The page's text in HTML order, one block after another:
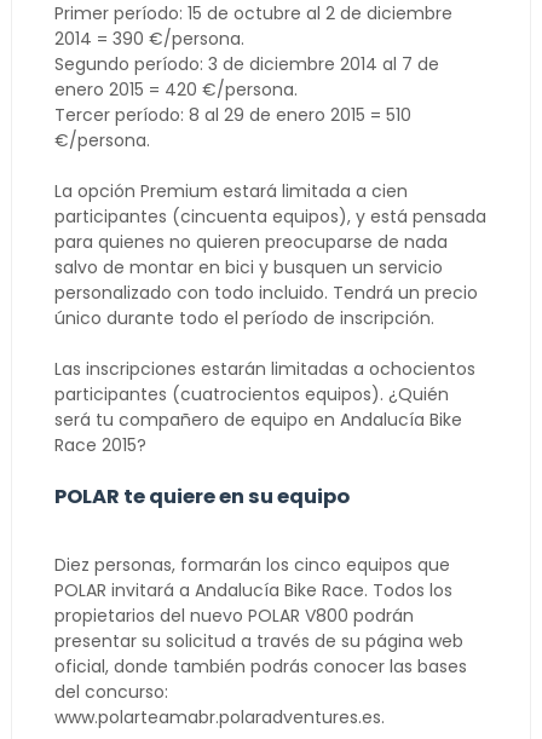
Primer período: 15 de octubre al 2 de diciembre
2014 = 390 €/persona.
Segundo período: 3 de diciembre 2014 al 7 de
enero 2015 = 420 €/persona.
Tercer período: 8 al 29 de enero 2015 = 510
€/persona.
La opción Premium estará limitada a cien
participantes (cincuenta equipos), y está pensada
para quienes no quieren preocuparse de nada
salvo de montar en bici y busquen un servicio
personalizado con todo incluido. Tendrá un precio
único durante todo el período de inscripción.
Las inscripciones estarán limitadas a ochocientos
participantes (cuatrocientos equipos). ¿Quién
será tu compañero de equipo en Andalucía Bike
Race 2015?
POLAR te quiere en su equipo
Diez personas, formarán los cinco equipos que
POLAR invitará a Andalucía Bike Race. Todos los
propietarios del nuevo POLAR V800 podrán
presentar su solicitud a través de su página web
oficial, donde también podrás conocer las bases
del concurso:
www.polarteamabr.polaradventures.es.